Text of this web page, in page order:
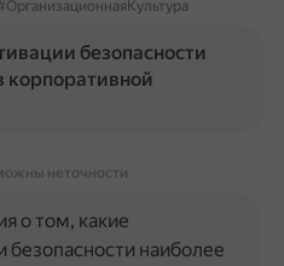
безопасности
корпоративной
неточности
о том, какие
наиболее